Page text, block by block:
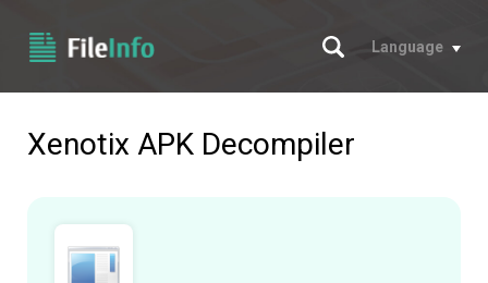
Buscar
Language
Xenotix APK Decompiler